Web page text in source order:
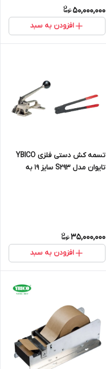
50,000,000
افزودن به سبد
تسمه کش دستی فلزی YBICO
تایوان مدل S293 سایز ۱۹ به
35,000,000
افزودن به سبد